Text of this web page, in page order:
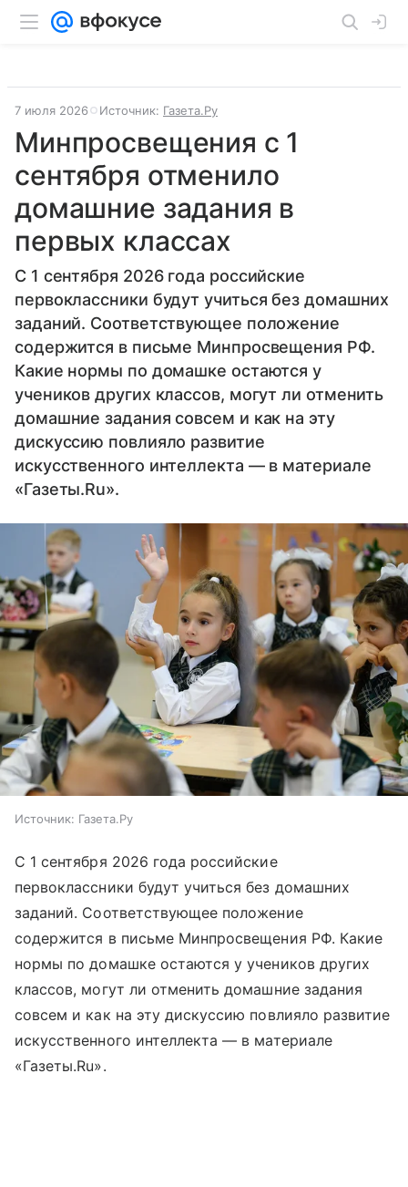
7 июля 2026 Источник: Газета.Ру
Минпросвещения с 1
сентября отменило
домашние задания в
первых классах
С 1 сентября 2026 года российские
первоклассники будут учиться без домашних
заданий. Соответствующее положение
содержится в письме Минпросвещения РФ.
Какие нормы по домашке остаются у
учеников других классов, могут ли отменить
домашние задания совсем и как на эту
дискуссию повлияло развитие
искусственного интеллекта — в материале
«Газеты.Ru».
Источник: Газета.Ру
С 1 сентября 2026 года российские
первоклассники будут учиться без домашних
заданий. Соответствующее положение
содержится в письме Минпросвещения РФ. Какие
нормы по домашке остаются у учеников других
классов, могут ли отменить домашние задания
совсем и как на эту дискуссию повлияло развитие
искусственного интеллекта — в материале
«Газеты.Ru».